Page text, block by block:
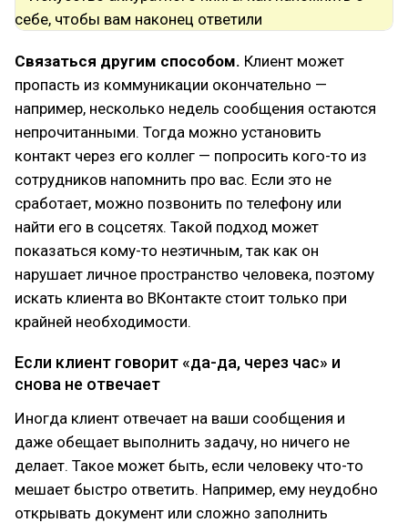
Связаться другим способом. Клиент может
пропасть из коммуникации окончательно —
например, несколько недель сообщения остаются
непрочитанными. Тогда можно установить
контакт через его коллег — попросить кого-то из
сотрудников напомнить про вас. Если это не
сработает, можно позвонить по телефону или
найти его в соцсетях. Такой подход может
показаться кому-то неэтичным, так как он
нарушает личное пространство человека, поэтому
искать клиента во ВКонтакте стоит только при
крайней необходимости.
Если клиент говорит «да-да, через час» и
снова не отвечает
Иногда клиент отвечает на ваши сообщения и
даже обещает выполнить задачу, но ничего не
делает. Такое может быть, если человеку что-то
мешает быстро ответить. Например, ему неудобно
открывать документ или сложно заполнить